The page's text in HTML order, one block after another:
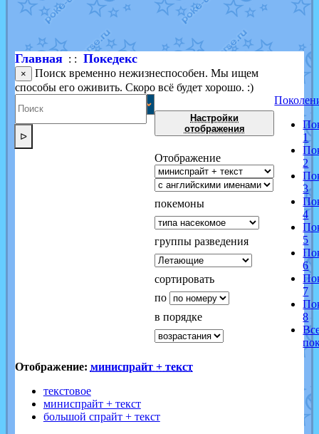
Shadow mismagiusотJOK_julia
в фанарте.
художникот vicavicaв фанарте.
Главная: : Покедекс
×
Поиск временно нежизнеспособен. Мы ищем
способы его оживить. Скоро всё будет хорошо. :)
ᐅ
Настройки
отображения
Отображение
покемоны
группы разведения
сортировать
по
в порядке
1
2
3
4
5
6
7
8
Отображение: миниспрайт + текст
текстовое
миниспрайт + текст
большой спрайт + текст